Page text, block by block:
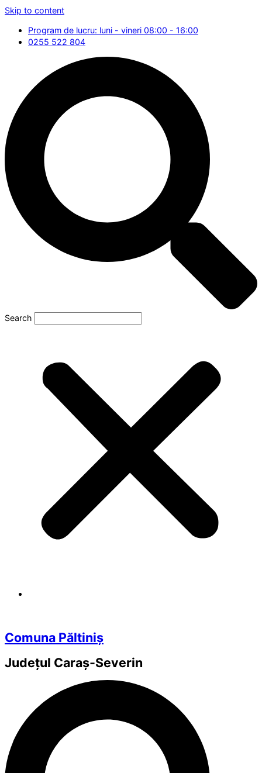
Skip to content
Program de lucru: luni - vineri 08:00 - 16:00
0255 522 804
Search
Comuna Păltiniș
Județul Caraș-Severin